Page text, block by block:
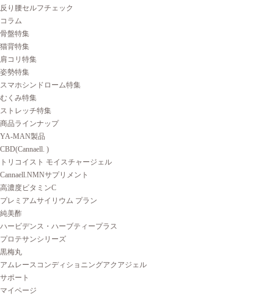
反り腰セルフチェック
コラム
骨盤特集
猫背特集
肩コリ特集
姿勢特集
スマホシンドローム特集
むくみ特集
ストレッチ特集
商品ラインナップ
YA-MAN製品
CBD(Cannaell. )
トリコイスト モイスチャージェル
Cannaell.NMNサプリメント
高濃度ビタミンC
プレミアムサイリウム プラン
純美酢
ハービデンス・ハーブティープラス
プロテサンシリーズ
黒梅丸
アムレースコンディショニングアクアジェル
サポート
マイページ